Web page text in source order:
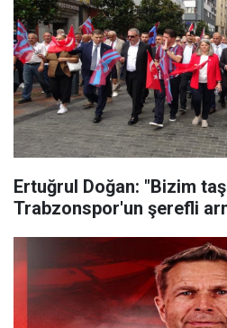
Ertuğrul Doğan: "Bizim
Trabzonspor'un şerefli